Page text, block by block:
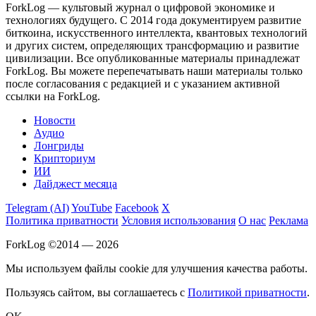
ForkLog — культовый журнал о цифровой экономике и
технологиях будущего. С 2014 года документируем развитие
биткоина, искусственного интеллекта, квантовых технологий
и других систем, определяющих трансформацию и развитие
цивилизации. Все опубликованные материалы принадлежат
ForkLog. Вы можете перепечатывать наши материалы только
после согласования с редакцией и с указанием активной
ссылки на ForkLog.
Новости
Аудио
Лонгриды
Крипториум
ИИ
Дайджест месяца
Telegram (AI)YouTube Facebook X
Политика приватности Условия использования О нас Реклама
ForkLog ©2014 — 2026
Мы используем файлы cookie для улучшения качества работы.
Пользуясь сайтом, вы соглашаетесь с Политикой приватности.